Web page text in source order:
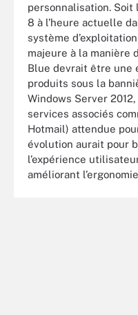
personnalisation. Soit
8 à l’heure actuelle
système
majeure à la manière
Blue devrait être une
produits sous la
Windows Server
services associés
Hotmail) attendue
évolution aurait pour
l’expérience
améliorant